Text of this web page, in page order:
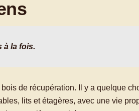
à la fois.
de récupération. Il y a quelque
lits et étagères, avec une vie